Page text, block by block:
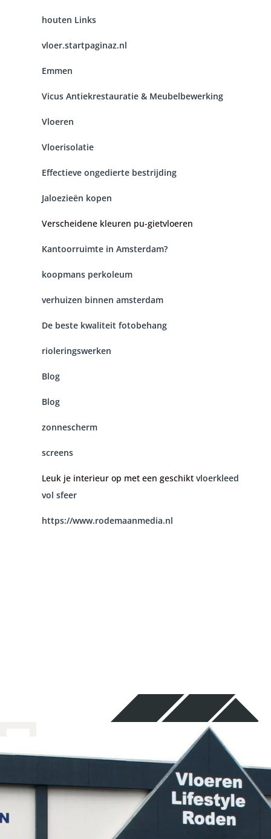
houten Links
vloer.startpaginaz.nl
Emmen
Vicus Antiekrestauratie & Meubelbewerking
Vloeren
Vloerisolatie
Effectieve ongedierte bestrijding
Jaloezieën kopen
Verscheidene kleuren pu-gietvloeren
Kantoorruimte in Amsterdam?
koopmans perkoleum
verhuizen binnen amsterdam
De beste kwaliteit fotobehang
rioleringswerken
Blog
Blog
zonnescherm
screens
Leuk je interieur op met een geschikt vloerkleed
vol sfeer
https://www.rodemaanmedia.nl